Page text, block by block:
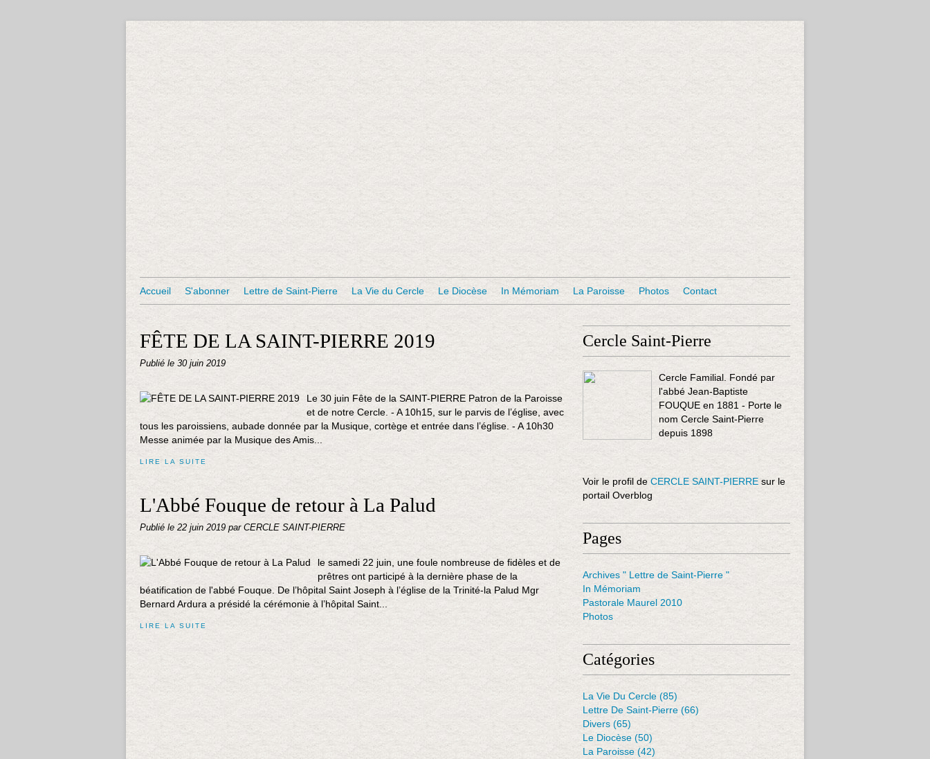
Accueil S'abonner Lettre de Saint-Pierre La Vie du Cercle Le Diocèse In Mémoriam La Paroisse Photos Contact
FÊTE DE LA SAINT-PIERRE 2019
Publié le 30 juin 2019
Le 30 juin Fête de la SAINT-PIERRE Patron de la Paroisse
et de notre Cercle. - A 10h15, sur le parvis de l’église, avec
tous les paroissiens, aubade donnée par la Musique, cortège et entrée dans l’église. - A 10h30
Messe animée par la Musique des Amis...
LIRE LA SUITE
L'Abbé Fouque de retour à La Palud
Publié le 22 juin 2019 par CERCLE SAINT-PIERRE
le samedi 22 juin, une foule nombreuse de fidèles et de
prêtres ont participé à la dernière phase de la
béatification de l'abbé Fouque. De l’hôpital Saint Joseph à l’église de la Trinité-la Palud Mgr
Bernard Ardura a présidé la cérémonie à l’hôpital Saint...
LIRE LA SUITE
Cercle Saint-Pierre
Cercle Familial. Fondé par
l'abbé Jean-Baptiste
FOUQUE en 1881 - Porte le
nom Cercle Saint-Pierre
depuis 1898
Voir le profil de CERCLE SAINT-PIERRE sur le
portail Overblog
Pages
Archives " Lettre de Saint-Pierre "
In Mémoriam
Pastorale Maurel 2010
Photos
Catégories
La Vie Du Cercle (85)
Lettre De Saint-Pierre (66)
Divers (65)
Le Diocèse (50)
La Paroisse (42)